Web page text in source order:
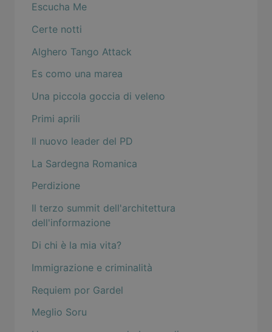
Escucha Me
Certe notti
Alghero Tango Attack
Es como una marea
Una piccola goccia di veleno
Primi aprili
Il nuovo leader del PD
La Sardegna Romanica
Perdizione
Il terzo summit dell'architettura
dell'informazione
Di chi è la mia vita?
Immigrazione e criminalità
Requiem por Gardel
Meglio Soru